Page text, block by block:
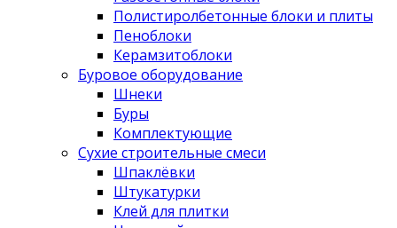
Полистиролбетонные блоки и плиты
Пеноблоки
Керамзитоблоки
Буровое оборудование
Шнеки
Буры
Комплектующие
Сухие строительные смеси
Шпаклёвки
Штукатурки
Клей для плитки